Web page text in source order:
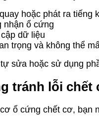
hoặc phát ra tiếng
nhận ổ cứng
dữ liệu
trọng và không thể
sửa hoặc sử dụng
tránh lỗi chết
ổ cứng chết cơ, bạn